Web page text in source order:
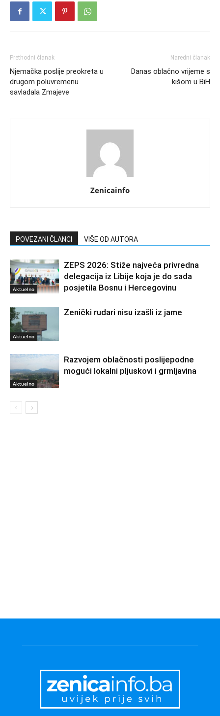
Prethodni članak
Njemačka poslije preokreta u
drugom poluvremenu
savladala Zmajeve
Naredni članak
Danas oblačno vrijeme s
kišom u BiH
Zenicainfo
POVEZANI ČLANCI VIŠE OD AUTORA
Aktuelno
ZEPS 2026: Stiže najveća privredna
delegacija iz Libije koja je do sada
posjetila Bosnu i Hercegovinu
Aktuelno
Zenički rudari nisu izašli iz jame
Aktuelno
Razvojem oblačnosti poslijepodne
mogući lokalni pljuskovi i grmljavina